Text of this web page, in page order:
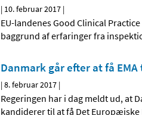
| 10. februar 2017 |
EU-landenes Good Clinical
baggrund af erfaringer fra
Danmark går efter at få
|8. februar 2017 |
Regeringen har i dag meldt ud, at
kandiderer til at få Det